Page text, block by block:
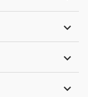


